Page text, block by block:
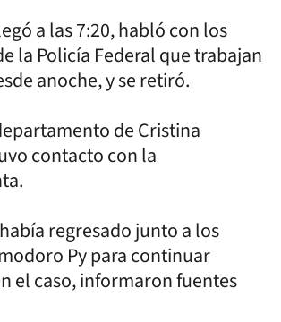
a las 7:20, habló con los
la Policía Federal que trabajan
anoche, y se retiró.
de Cristina
contacto con la
regresado junto a los
Py para continuar
el caso, informaron fuentes